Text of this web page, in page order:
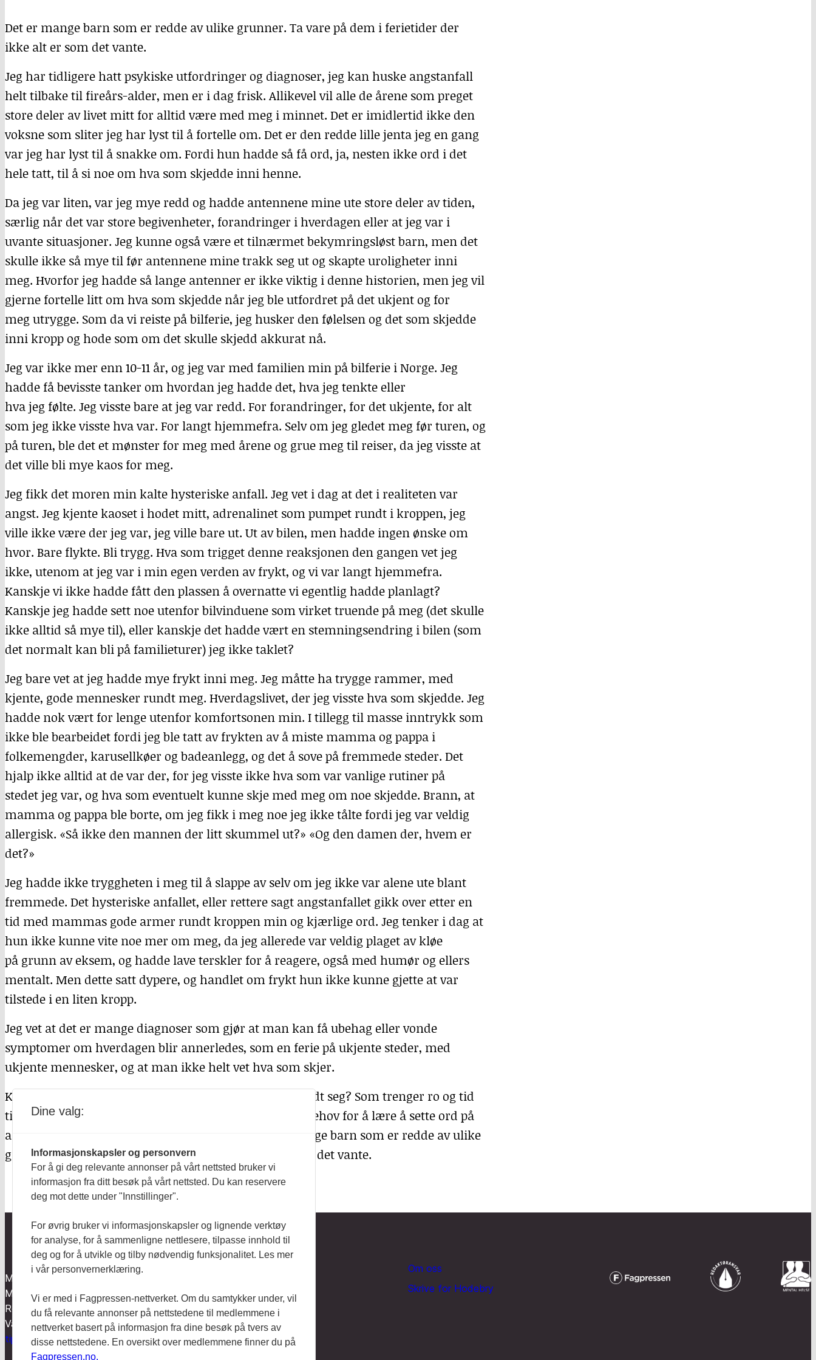
Det er mange barn som er redde av ulike grunner. Ta vare på dem i ferietider der
ikke alt er som det vante.
Jeg har tidligere hatt psykiske utfordringer og diagnoser, jeg kan huske angstanfall
helt tilbake til fireårs-alder, men er i dag frisk. Allikevel vil alle de årene som preget
store deler av livet mitt for alltid være med meg i minnet. Det er imidlertid ikke den
voksne som sliter jeg har lyst til å fortelle om. Det er den redde lille jenta jeg en gang
var jeg har lyst til å snakke om. Fordi hun hadde så få ord, ja, nesten ikke ord i det
hele tatt, til å si noe om hva som skjedde inni henne.
Da jeg var liten, var jeg mye redd og hadde antennene mine ute store deler av tiden,
særlig når det var store begivenheter, forandringer i hverdagen eller at jeg var i
uvante situasjoner. Jeg kunne også være et tilnærmet bekymringsløst barn, men det
skulle ikke så mye til før antennene mine trakk seg ut og skapte uroligheter inni
meg. Hvorfor jeg hadde så lange antenner er ikke viktig i denne historien, men jeg vil
gjerne fortelle litt om hva som skjedde når jeg ble utfordret på det ukjent og for
meg utrygge. Som da vi reiste på bilferie, jeg husker den følelsen og det som skjedde
inni kropp og hode som om det skulle skjedd akkurat nå.
Jeg var ikke mer enn 10-11 år, og jeg var med familien min på bilferie i Norge. Jeg
hadde få bevisste tanker om hvordan jeg hadde det, hva jeg tenkte eller
hva jeg følte. Jeg visste bare at jeg var redd. For forandringer, for det ukjente, for alt
som jeg ikke visste hva var. For langt hjemmefra. Selv om jeg gledet meg før turen, og
på turen, ble det et mønster for meg med årene og grue meg til reiser, da jeg visste at
det ville bli mye kaos for meg.
Jeg fikk det moren min kalte hysteriske anfall. Jeg vet i dag at det i realiteten var
angst. Jeg kjente kaoset i hodet mitt, adrenalinet som pumpet rundt i kroppen, jeg
ville ikke være der jeg var, jeg ville bare ut. Ut av bilen, men hadde ingen ønske om
hvor. Bare flykte. Bli trygg. Hva som trigget denne reaksjonen den gangen vet jeg
ikke, utenom at jeg var i min egen verden av frykt, og vi var langt hjemmefra.
Kanskje vi ikke hadde fått den plassen å overnatte vi egentlig hadde planlagt?
Kanskje jeg hadde sett noe utenfor bilvinduene som virket truende på meg (det skulle
ikke alltid så mye til), eller kanskje det hadde vært en stemningsendring i bilen (som
det normalt kan bli på familieturer) jeg ikke taklet?
Jeg bare vet at jeg hadde mye frykt inni meg. Jeg måtte ha trygge rammer, med
kjente, gode mennesker rundt meg. Hverdagslivet, der jeg visste hva som skjedde. Jeg
hadde nok vært for lenge utenfor komfortsonen min. I tillegg til masse inntrykk som
ikke ble bearbeidet fordi jeg ble tatt av frykten av å miste mamma og pappa i
folkemengder, karusellkøer og badeanlegg, og det å sove på fremmede steder. Det
hjalp ikke alltid at de var der, for jeg visste ikke hva som var vanlige rutiner på
stedet jeg var, og hva som eventuelt kunne skje med meg om noe skjedde. Brann, at
mamma og pappa ble borte, om jeg fikk i meg noe jeg ikke tålte fordi jeg var veldig
allergisk. «Så ikke den mannen der litt skummel ut?» «Og den damen der, hvem er
det?»
Jeg hadde ikke tryggheten i meg til å slappe av selv om jeg ikke var alene ute blant
fremmede. Det hysteriske anfallet, eller rettere sagt angstanfallet gikk over etter en
tid med mammas gode armer rundt kroppen min og kjærlige ord. Jeg tenker i dag at
hun ikke kunne vite noe mer om meg, da jeg allerede var veldig plaget av kløe
på grunn av eksem, og hadde lave terskler for å reagere, også med humør og ellers
mentalt. Men dette satt dypere, og handlet om frykt hun ikke kunne gjette at var
tilstede i en liten kropp.
Jeg vet at det er mange diagnoser som gjør at man kan få ubehag eller vonde
symptomer om hverdagen blir annerledes, som en ferie på ukjente steder, med
ukjente mennesker, og at man ikke helt vet hva som skjer.
Kanskje du kjenner et barn som trenger det kjente rundt seg? Som trenger ro og tid
til å ta imot alt som skjer rundt dem? Kanskje de har behov for å lære å sette ord på
alt som skjer, men ikke har ordene for det? Det er mange barn som er redde av ulike
grunner. Ta vare på dem i ferietider der ikke alt er som det vante.
Mentalt Perspektiv utgis av
Mental Helse og redigeres etter
Redaktør-plakaten og
Vær varsom-plakaten.
tips@mentaltperspektiv.no
Hodebry
Om oss
Skrive for Hodebry
Dine valg:
Informasjonskapsler og personvern
For å gi deg relevante annonser på vårt nettsted bruker vi
informasjon fra ditt besøk på vårt nettsted. Du kan reservere
deg mot dette under "Innstillinger".
For øvrig bruker vi informasjonskapsler og lignende verktøy
for analyse, for å sammenligne nettlesere, tilpasse innhold til
deg og for å utvikle og tilby nødvendig funksjonalitet. Les mer
i vår personvernerklæring.
Vi er med i Fagpressen-nettverket. Om du samtykker under, vil
du få relevante annonser på nettstedene til medlemmene i
nettverket basert på informasjon fra dine besøk på tvers av
disse nettstedene. En oversikt over medlemmene finner du på
Fagpressen.no.